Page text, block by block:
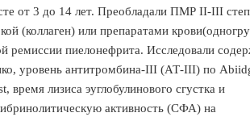
от 3 до 14 лет. Преобладали ПМР II-III
(коллаген) или препаратами
ремиссии пиелонефрита. Исследовали
уровень антитромбина-III (АТ-III) по
лизиса эуглобулинового сгустка и
активность (СФА) на